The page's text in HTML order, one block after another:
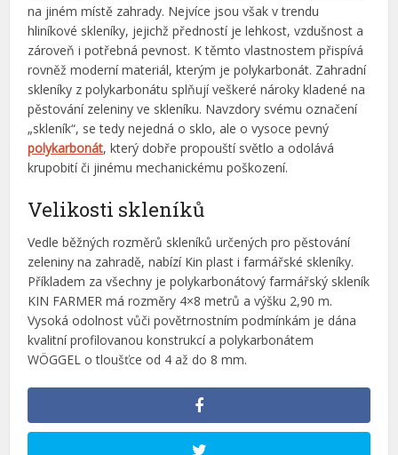
na jiném místě zahrady. Nejvíce jsou však v trendu
hliníkové skleníky, jejichž předností je lehkost, vzdušnost a
zároveň i potřebná pevnost. K těmto vlastnostem přispívá
rovněž moderní materiál, kterým je polykarbonát. Zahradní
skleníky z polykarbonátu splňují veškeré nároky kladené na
pěstování zeleniny ve skleníku. Navzdory svému označení
„skleník“, se tedy nejedná o sklo, ale o vysoce pevný
polykarbonát, který dobře propouští světlo a odolává
krupobití či jinému mechanickému poškození.
Velikosti skleníků
Vedle běžných rozměrů skleníků určených pro pěstování
zeleniny na zahradě, nabízí Kin plast i farmářské skleníky.
Příkladem za všechny je polykarbonátový farmářský skleník
KIN FARMER má rozměry 4×8 metrů a výšku 2,90 m.
Vysoká odolnost vůči povětrnostním podmínkám je dána
kvalitní profilovanou konstrukcí a polykarbonátem
WÖGGEL o tloušťce od 4 až do 8 mm.